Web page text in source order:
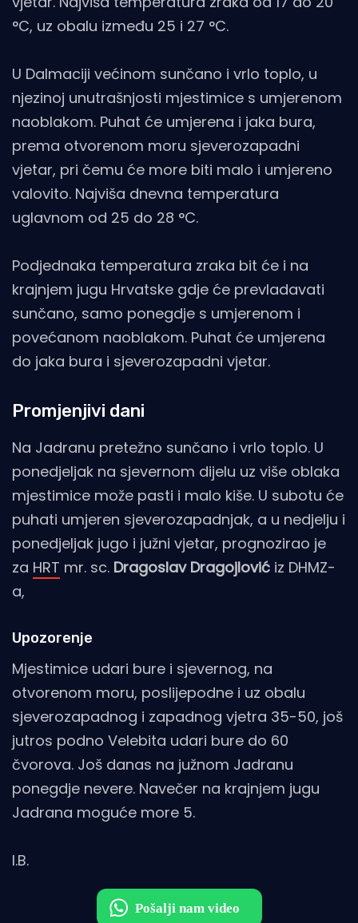
°C, uz obalu između 25 i 27 °C.
U Dalmaciji većinom sunčano i vrlo toplo, u
njezinoj unutrašnjosti mjestimice s umjerenom
naoblakom. Puhat će umjerena i jaka bura,
prema otvorenom moru sjeverozapadni
vjetar, pri čemu će more biti malo i umjereno
valovito. Najviša dnevna temperatura
uglavnom od 25 do 28 °C.
Podjednaka temperatura zraka bit će i na
krajnjem jugu Hrvatske gdje će prevladavati
sunčano, samo ponegdje s umjerenom i
povećanom naoblakom. Puhat će umjerena
do jaka bura i sjeverozapadni vjetar.
Promjenjivi dani
Na Jadranu pretežno sunčano i vrlo toplo. U
ponedjeljak na sjevernom dijelu uz više oblaka
mjestimice može pasti i malo kiše. U subotu će
puhati umjeren sjeverozapadnjak, a u nedjelju i
ponedjeljak jugo i južni vjetar, prognozirao je
za HRT mr. sc. Dragoslav Dragojlović iz DHMZ-
a,
Upozorenje
Mjestimice udari bure i sjevernog, na
otvorenom moru, poslijepodne i uz obalu
sjeverozapadnog i zapadnog vjetra 35-50, još
jutros podno Velebita udari bure do 60
čvorova. Još danas na južnom Jadranu
ponegdje nevere. Navečer na krajnjem jugu
Jadrana moguće more 5.
I.B.